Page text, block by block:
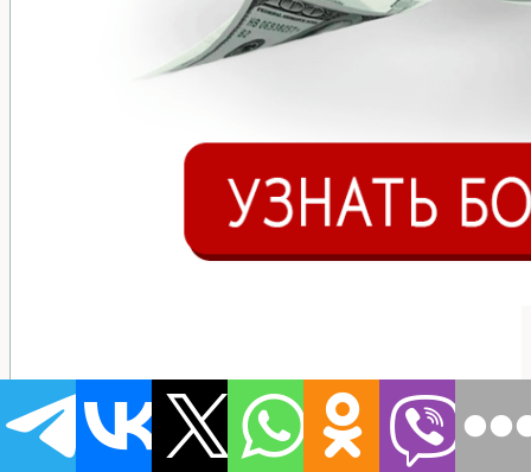
Последние посты